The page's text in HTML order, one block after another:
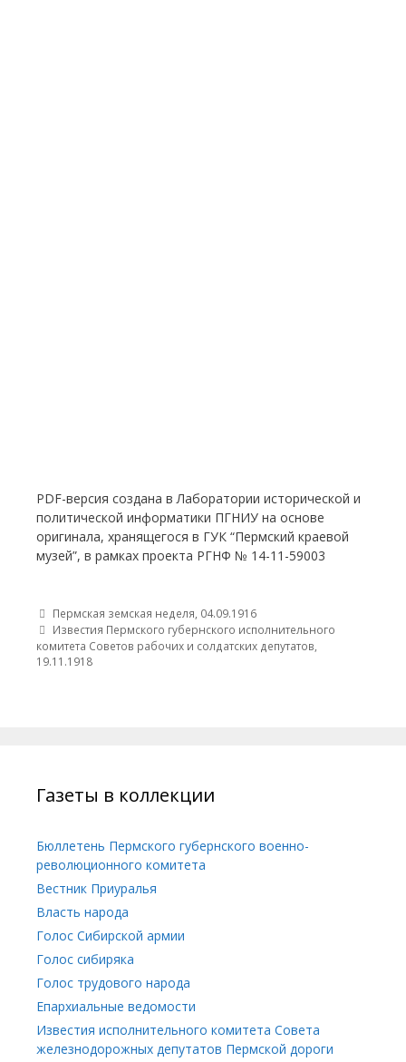
PDF-версия создана в Лаборатории исторической и
политической информатики ПГНИУ на основе
оригинала, хранящегося в ГУК “Пермский краевой
музей”, в рамках проекта РГНФ № 14-11-59003
Post navigation
Пермская земская неделя, 04.09.1916
Известия Пермского губернского исполнительного
комитета Советов рабочих и солдатских депутатов,
19.11.1918
Газеты в коллекции
Бюллетень Пермского губернского военно-
революционного комитета
Вестник Приуралья
Власть народа
Голос Сибирской армии
Голос сибиряка
Голос трудового народа
Епархиальные ведомости
Известия исполнительного комитета Совета
железнодорожных депутатов Пермской дороги